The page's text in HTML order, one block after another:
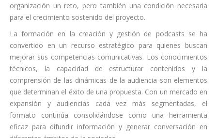
organización un reto, pero también una condición necesaria
para el crecimiento sostenido del proyecto.
La formación en la creación y gestión de podcasts se ha
convertido en un recurso estratégico para quienes buscan
mejorar sus competencias comunicativas. Los conocimientos
técnicos, la capacidad de estructurar contenidos y la
comprensión de las dinámicas de la audiencia son elementos
que determinan el éxito de una propuesta. Con un mercado en
expansión y audiencias cada vez más segmentadas, el
formato continúa consolidándose como una herramienta
eficaz para difundir información y generar conversación en